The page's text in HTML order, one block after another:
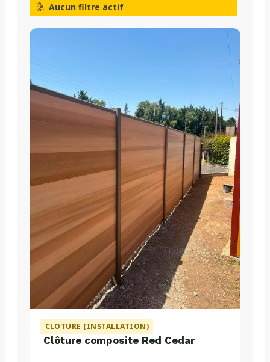
Aucun filtre actif
CLOTURE (INSTALLATION)
Clôture composite Red Cedar